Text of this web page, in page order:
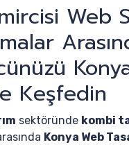
Web
Keşfedin
sektöründe kombi
Konya Web